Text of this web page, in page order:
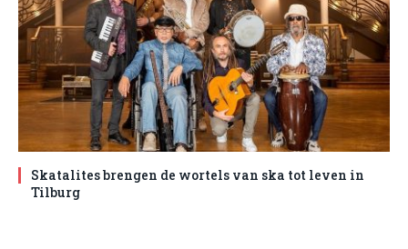
Skatalites brengen de wortels van ska tot leven in
Tilburg